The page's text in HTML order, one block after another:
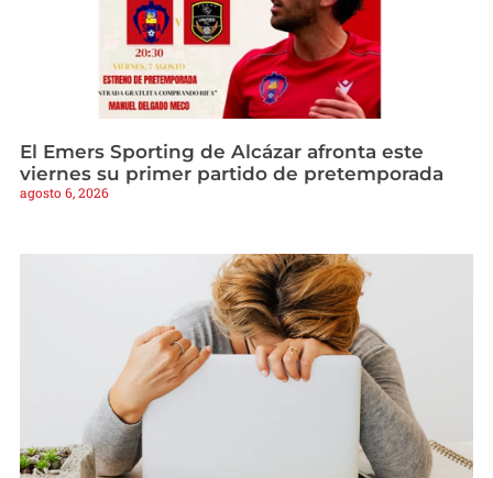
El Emers Sporting de Alcázar afronta este
viernes su primer partido de pretemporada
agosto 6, 2026